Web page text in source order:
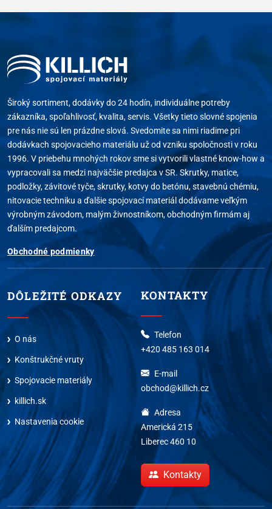
Široký sortiment, dodávky do 24 hodín, individuálne potreby
zákazníka, spoľahlivosť, kvalita, servis. Všetky tieto slovné spojenia
pre nás nie sú len prázdne slová. Svedomite sa nimi riadime pri
dodávkach spojovacieho materiálu už od vzniku spoločnosti v roku
1996. V priebehu mnohých rokov sme si vytvorili vlastné know-how a
vypracovali sa medzi najväčšie predajca v SR. Skrutky, matice,
podložky, závitové tyče, skrutky, kotvy do betónu, stavebnú chémiu,
nitovacie techniku a ďalšie spojovací materiál dodávame veľkým
výrobným závodom, malým živnostníkom, obchodným firmám aj
ďalším predajcom.
Obchodné podmienky
DÔLEŽITÉ ODKAZY
O nás
Konštrukčné vruty
Spojovacie materiály
killich.sk
Nastavenia cookie
KONTAKTY
Telefon
+420 485 163 014
E-mail
obchod@killich.cz
Adresa
Americká 215
Liberec 460 10
Kontakty